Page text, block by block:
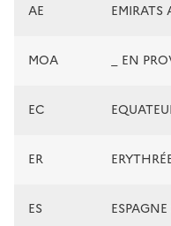
AE EMIRATS
MOA _ EN
EC
ER
ES